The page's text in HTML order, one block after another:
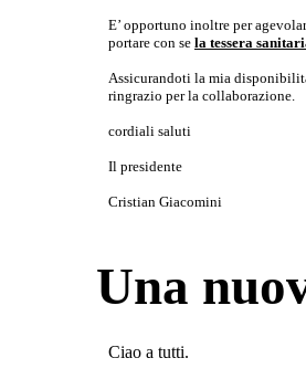
E’ opportuno inoltre per
portare con se la tessera
Assicurandoti la mia
ringrazio per la collaborazione.
cordiali saluti
Il presidente
Cristian Giacomini
Una
Ciao a tutti.